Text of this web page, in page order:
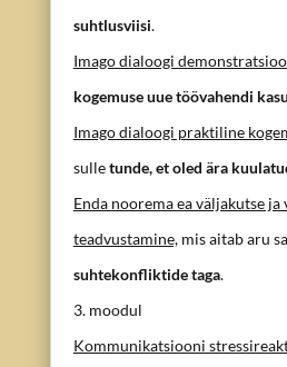
suhtlusviisi.
Imago dialoogi
kogemuse uue töövahendi
Imago dialoogi praktiline
sulletunde, et oled ära
Enda noorema ea väljakutse ja
teadvustamine,mis aitab aru
suhtekonfliktide taga.
3. moodul
Kommunikatsiooni